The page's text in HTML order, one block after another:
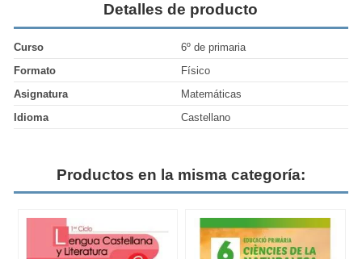
Detalles de producto
Curso
6º de primaria
Formato
Físico
Asignatura
Matemáticas
Idioma
Castellano
Productos en la misma categoría: